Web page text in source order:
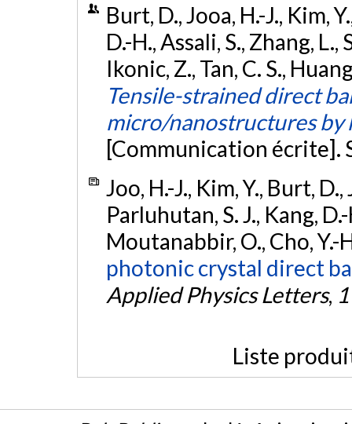
Burt, D., Jooa, H.-J., Kim,
D.-H., Assali, S., Zhang,
Ikonic, Z., Tan, C. S.,
Tensile-strained direct
micro/nanostructures by
[Communication écrite].
Joo, H.-J., Kim, Y., Burt,
Parluhutan, S. J., Kang,
Moutanabbir, O., Cho, Y.-
photonic crystal direct
Applied Physics Letters,
Liste